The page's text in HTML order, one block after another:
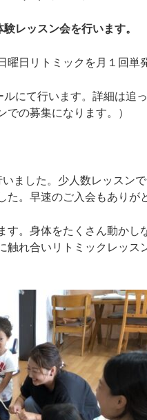
レッスン会を行います。
日リトミックを月１回単
にて行います。詳細は追
の募集になります。）
ました。少人数レッスン
。早速のご入会もありが
す。身体をたくさん動かし
れ合いリトミックレッス